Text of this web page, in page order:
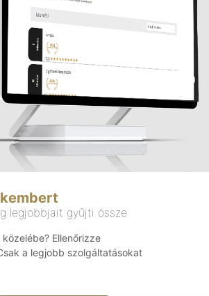
legjobbjait gyűjti össze
Ellenőrizze
a legjobb szolgáltatásokat